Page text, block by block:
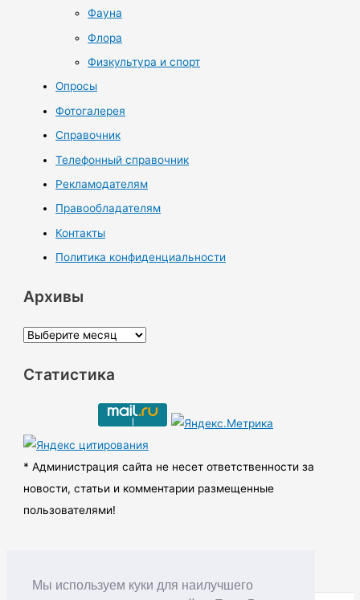
Мы используем куки для наилучшего
Фауна
Флора
Физкультура и спорт
Опросы
Фотогалерея
Справочник
Телефонный справочник
Рекламодателям
Правообладателям
Контакты
Политика конфиденциальности
Архивы
А
х
ы
Статистика
* Администрация сайта не несет ответственности за
новости, статьи и комментарии размещенные
пользователями!